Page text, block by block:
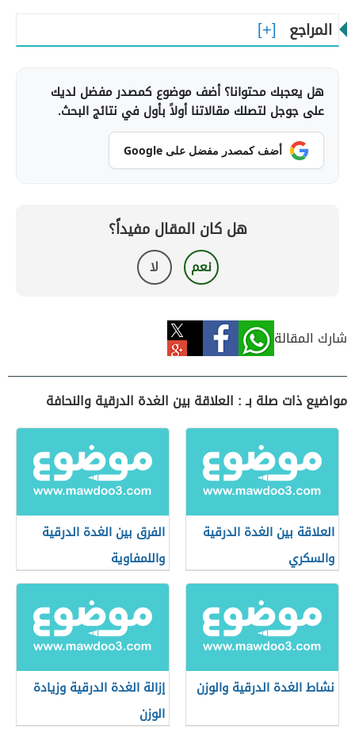
المراجع
هل يعجبك محتوانا؟ أضف موضوع كمصدر مفضل لديك
على جوجل لتصلك مقالاتنا أولاً بأول في نتائج البحث.
أضف كمصدر مفضل على Google
هل كان المقال مفيداً؟
نعم لا
شارك المقالة
مواضيع ذات صلة بـ : العلاقة بين الغدة الدرقية والنحافة
العلاقة بين الغدة الدرقية
والسكري
الفرق بين الغدة الدرقية
واللمفاوية
نشاط الغدة الدرقية والوزن
إزالة الغدة الدرقية وزيادة
الوزن